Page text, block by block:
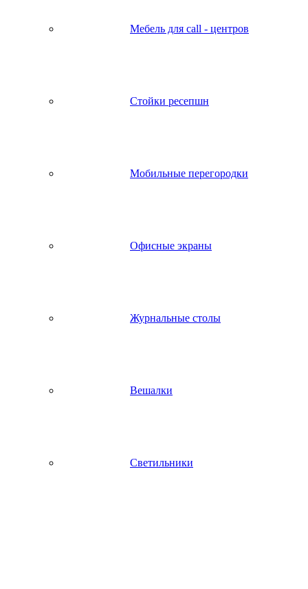
Мебель для call - центров
Стойки ресепшн
Мобильные перегородки
Офисные экраны
Журнальные столы
Вешалки
Светильники